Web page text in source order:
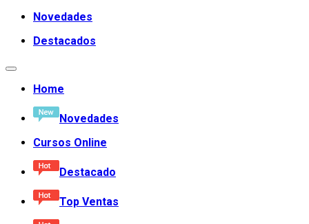
Novedades
Destacados
Home
Novedades
Cursos Online
Destacado
Top Ventas